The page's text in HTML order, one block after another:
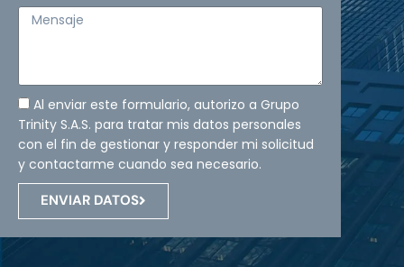
Mensaje
Al enviar este formulario, autorizo a Grupo
Trinity S.A.S. para tratar mis datos personales
con el fin de gestionar y responder mi solicitud
y contactarme cuando sea necesario.
ENVIAR DATOS